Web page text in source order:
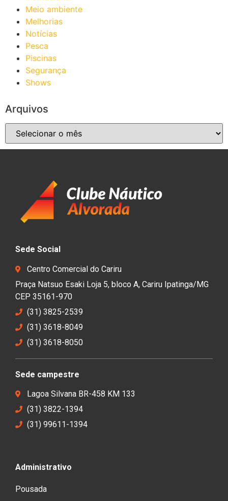
Meio ambiente
Melhorias
Notícias
Pesca
Piscinas
Segurança
Shows
Arquivos
Sede Social
Centro Comercial do Cariru
Praça Natsuo Esaki Loja 5, bloco A, Cariru Ipatinga/MG
CEP 35161-970
(31) 3825-2539
(31) 3618-8049
(31) 3618-8050
Sede campestre
Lagoa Silvana BR-458 KM 133
(31) 3822-1394
(31) 99611-1394
Administrativo
Pousada